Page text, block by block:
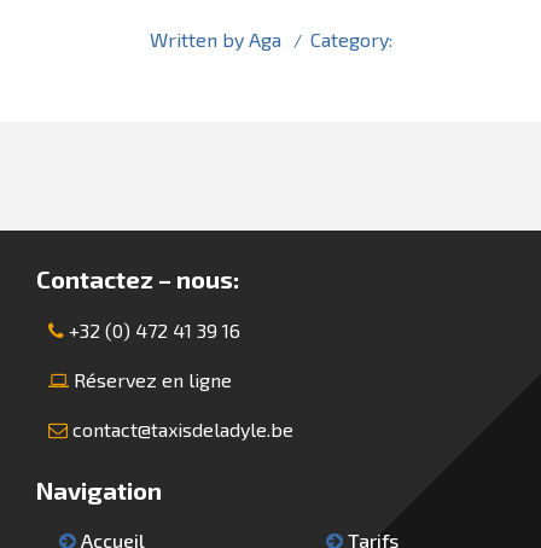
Written by Aga Category:
Contactez – nous:
+32 (0) 472 41 39 16
Réservez en ligne
contact@taxisdeladyle.be
Navigation
Accueil Tarifs